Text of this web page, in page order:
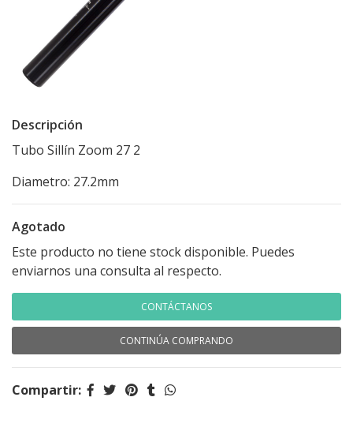
Descripción
Tubo Sillín Zoom 27 2
Diametro: 27.2mm
Agotado
Este producto no tiene stock disponible. Puedes
enviarnos una consulta al respecto.
CONTÁCTANOS
CONTINÚA COMPRANDO
Compartir: